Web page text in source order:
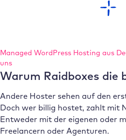
Managed WordPress Hosting aus
uns
Warum Raidboxes die
Andere Hoster sehen auf den
Doch wer billig hostet, zahlt mit
Entweder mit der eigenen oder
Freelancern oder Agenturen.